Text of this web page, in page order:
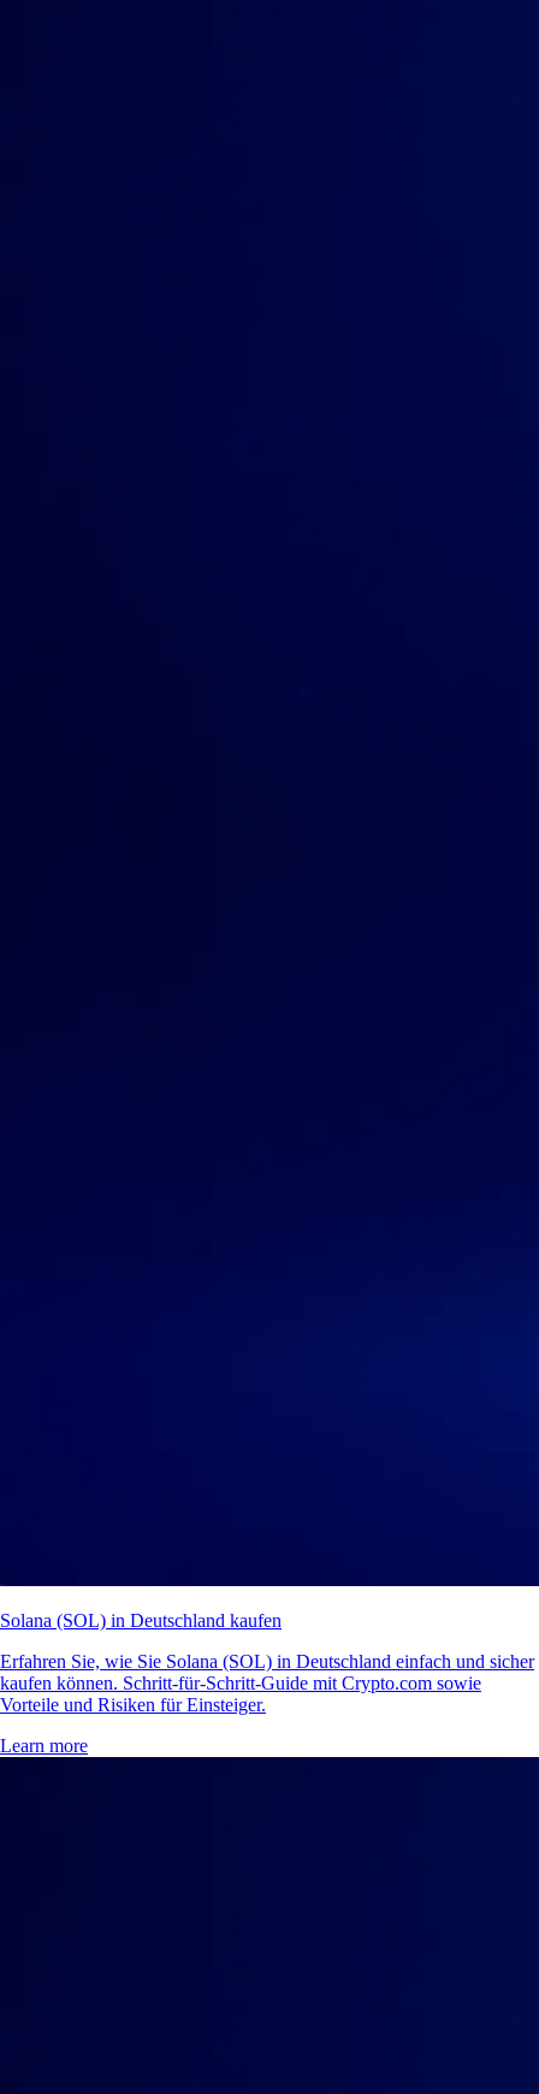
Solana (SOL) in Deutschland kaufen
Erfahren Sie, wie Sie Solana (SOL) in Deutschland einfach und sicher
kaufen können. Schritt-für-Schritt-Guide mit Crypto.com sowie
Vorteile und Risiken für Einsteiger.
Learn more